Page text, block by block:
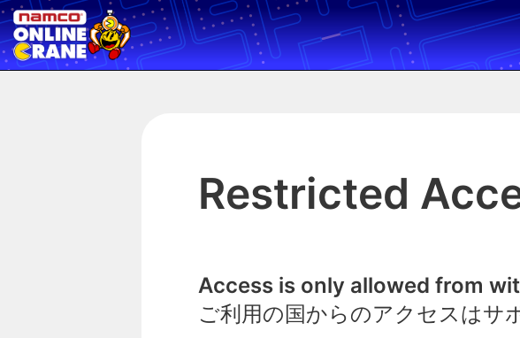
Restricted
Access is only allowed from
ご利用の国からのアクセスはサ